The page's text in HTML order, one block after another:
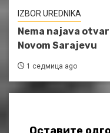
IZBOR UREDNIKA
Nema najava
Novom Sarajevu
1 седмица ago